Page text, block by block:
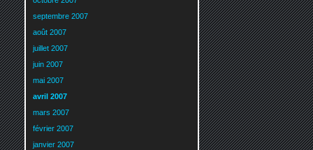
septembre 2007
août 2007
juillet 2007
juin 2007
mai 2007
avril 2007
mars 2007
février 2007
janvier 2007